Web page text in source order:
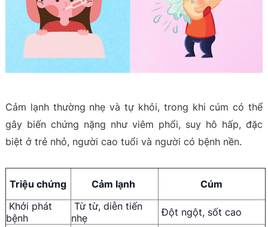
Cảm lạnh thường nhẹ và tự khỏi, trong khi cúm có thể
gây biến chứng nặng như viêm phổi, suy hô hấp, đặc
biệt ở trẻ nhỏ, người cao tuổi và người có bệnh nền.
Triệu chứng Cảm lạnh
Cúm
Khởi phát
bệnh
Từ từ, diễn tiến
nhẹ
Đột ngột, sốt cao